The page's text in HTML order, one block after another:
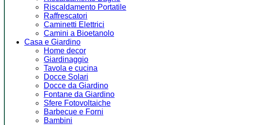
Riscaldamento Portatile
Raffrescatori
Caminetti Elettrici
Camini a Bioetanolo
Casa e Giardino
Home decor
Giardinaggio
Tavola e cucina
Docce Solari
Docce da Giardino
Fontane da Giardino
Sfere Fotovoltaiche
Barbecue e Forni
Bambini